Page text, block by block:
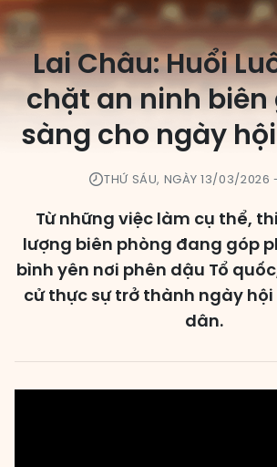
Tin nổi bật
Dư luận quốc tế
Hỏi đáp bầu cử
Bầu cử địa phương
Video
E-magazine
Infographic
SỐ LIỆU BẦU CỬ
Cử tri tham gia bầu cử
Tổng số đại biểu quốc hội
Nữ đại biểu Quốc hội
Các đơn vị bầu cử
HĐND cấp xã
HĐND cấp tỉnh, thành phố
Lai Châu: Huổi
chặt an ninh biên
sàng cho ngày
THỨ SÁU, NGÀY 13/03/
Từ những việc làm cụ thể,
lượng biên phòng đang góp
bình yên nơi phên dậu Tổ
cử thực sự trở thành ngày
dân.